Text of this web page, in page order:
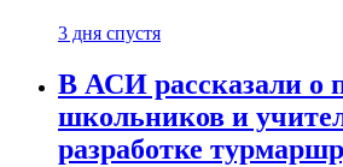
3 дня спустя
В АСИ рассказали о
школьников и
разработке